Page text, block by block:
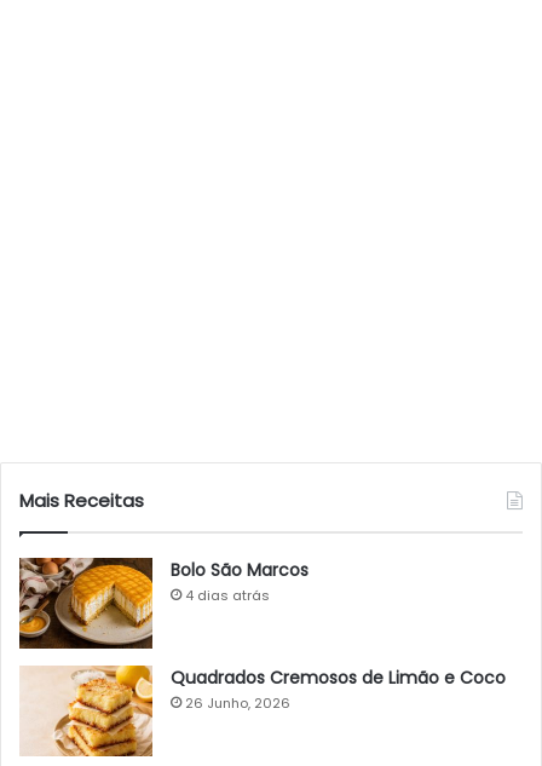
Mais Receitas
Bolo São Marcos
4 dias atrás
Quadrados Cremosos de Limão e Coco
26 Junho, 2026